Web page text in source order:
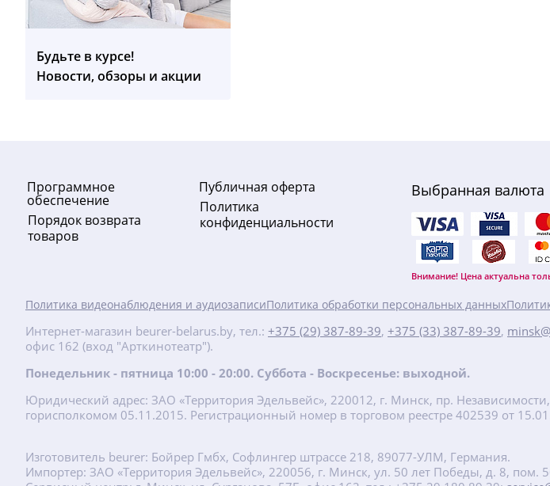
2 000руб.
Массажное кресло R6-A MC 3800
688.61руб.
765.12 руб.
FM 150 Pro Тренажер для вен
Подробнее
Будьте в курсе!
Новости, обзоры и акции
Программное
обеспечение
Порядок возврата
товаров
Публичная оферта
Политика
конфиденциальности
Выбранная валюта
Внимание! Цена актуальна
Политика видеонаблюдения и аудиозаписиПолитика обработки персональных данных
Интернет-магазин beurer-belarus.by, тел.: +375 (29) 387-89-39, +375 (33) 387-89-39,
офис 162 (вход "Арткинотеатр").
Понедельник - пятница 10:00 - 20:00. Суббота - Воскресенье: выходной.
Юридический адрес: ЗАО «Территория Эдельвейс», 220012, г. Минск, пр.
горисполкомом 05.11.2015. Регистрационный номер в торговом реестре 402539 от
Изготовитель beurer: Бойрер Гмбх, Софлингер штрассе 218, 89077-УЛМ, Германия.
Импортер: ЗАО «Территория Эдельвейс», 220056, г. Минск, ул. 50 лет Победы, д. 8, пом.